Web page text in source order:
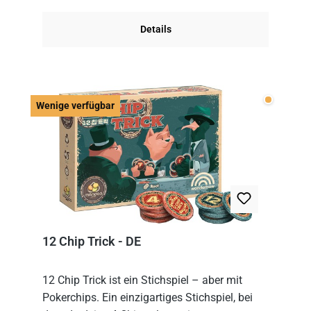
Details
Wenige verfügbar Wenige
12 Chip Trick - DE
12 Chip Trick ist ein Stichspiel – aber mit
Pokerchips. Ein einzigartiges Stichspiel, bei